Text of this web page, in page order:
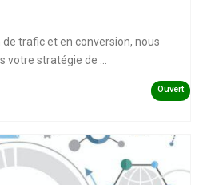
trafic et en conversion, nous
stratégie de ...
Ouvert